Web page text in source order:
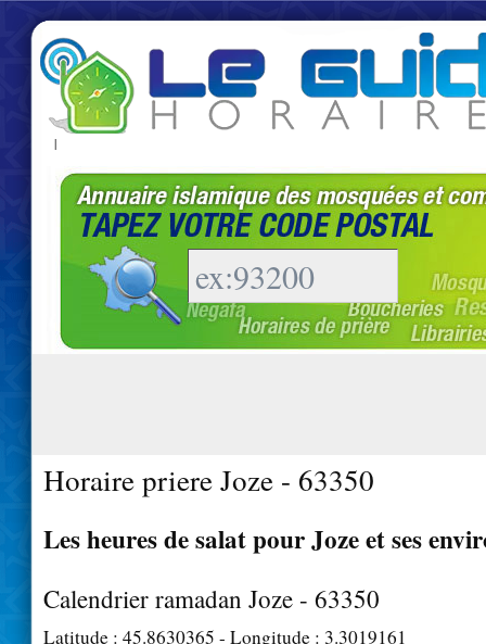
|
Horaire priere Joze - 63350
Les heures de salat pour Joze et ses
Calendrier ramadan Joze - 63350
Latitude : 45.8630365 - Longitude : 3.3019161